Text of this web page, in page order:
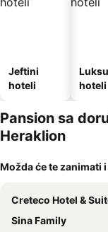
Jeftini
hoteli
hoteli
Pansion sa
Heraklion
Možda će te zanimati
Creteco Hotel &
Sina Family